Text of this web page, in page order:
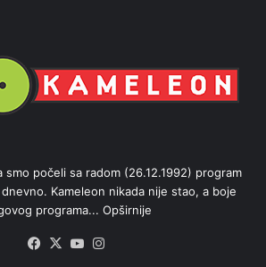
smo počeli sa radom (26.12.1992) program
Kameleon nikada nije stao, a boje
programa... Opširnije
Facebook
X YouTube